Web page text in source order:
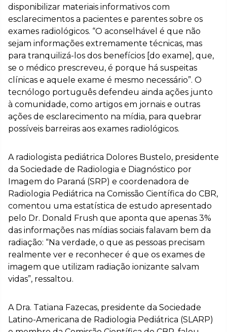
disponibilizar materiais informativos com
esclarecimentos a pacientes e parentes sobre os
exames radiológicos. “O aconselhável é que não
sejam informações extremamente técnicas, mas
para tranquilizá-los dos benefícios [do exame], que,
se o médico prescreveu, é porque há suspeitas
clínicas e aquele exame é mesmo necessário”. O
tecnólogo português defendeu ainda ações junto
à comunidade, como artigos em jornais e outras
ações de esclarecimento na mídia, para quebrar
possíveis barreiras aos exames radiológicos.
A radiologista pediátrica Dolores Bustelo, presidente
da Sociedade de Radiologia e Diagnóstico por
Imagem do Paraná (SRP) e coordenadora de
Radiologia Pediátrica na Comissão Científica do CBR,
comentou uma estatística de estudo apresentado
pelo Dr. Donald Frush que aponta que apenas 3%
das informações nas mídias sociais falavam bem da
radiação: “Na verdade, o que as pessoas precisam
realmente ver e reconhecer é que os exames de
imagem que utilizam radiação ionizante salvam
vidas”, ressaltou.
A Dra. Tatiana Fazecas, presidente da Sociedade
Latino-Americana de Radiologia Pediátrica (SLARP)